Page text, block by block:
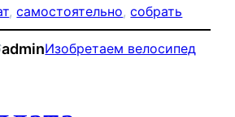
, самостоятельно, собрать
adminИзобретаем велосипед